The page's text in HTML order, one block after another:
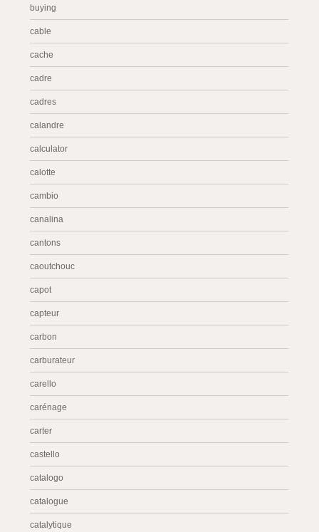
buying
cable
cache
cadre
cadres
calandre
calculator
calotte
cambio
canalina
cantons
caoutchouc
capot
capteur
carbon
carburateur
carello
carénage
carter
castello
catalogo
catalogue
catalytique